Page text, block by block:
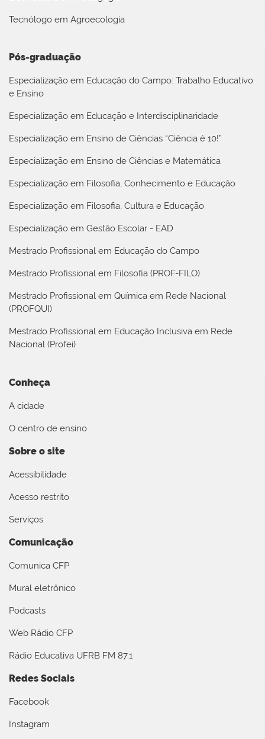
Tecnólogo em Agroecologia
Pós-graduação
Especialização em Educação do Campo: Trabalho Educativo
e Ensino
Especialização em Educação e Interdisciplinaridade
Especialização em Ensino de Ciências “Ciência é 10!”
Especialização em Ensino de Ciências e Matemática
Especialização em Filosofia, Conhecimento e Educação
Especialização em Filosofia, Cultura e Educação
Especialização em Gestão Escolar - EAD
Mestrado Profissional em Educação do Campo
Mestrado Profissional em Filosofia (PROF-FILO)
Mestrado Profissional em Química em Rede Nacional
(PROFQUI)
Mestrado Profissional em Educação Inclusiva em Rede
Nacional (Profei)
Conheça
A cidade
O centro de ensino
Sobre o site
Acessibilidade
Acesso restrito
Serviços
Comunicação
Comunica CFP
Mural eletrônico
Podcasts
Web Rádio CFP
Rádio Educativa UFRB FM 87.1
Redes Sociais
Facebook
Instagram